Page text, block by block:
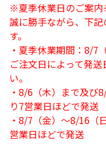
※夏季休業日のご案
誠に勝手ながら、下
す。
・夏季休業期間：8/7
ご注文日によって発
い。
・8/6（木）まで及び
り7営業日ほどで発送
・8/7（金）～8/16（
営業日ほどで発送